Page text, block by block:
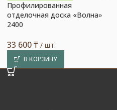
Акция на товар!
Профилированная
отделочная доска «Волна»
2400
33 600₸ / шт.
В КОРЗИНУ